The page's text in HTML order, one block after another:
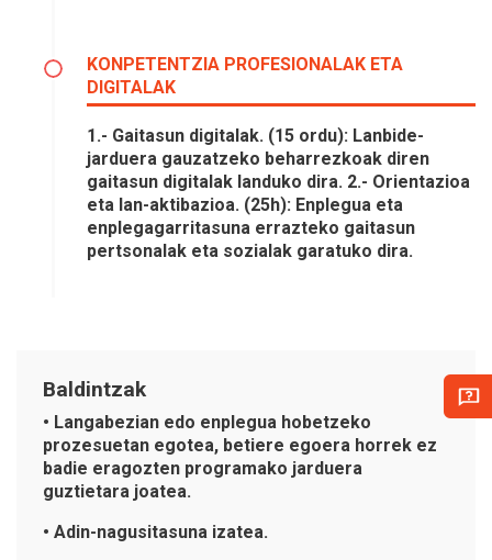
KONPETENTZIA PROFESIONALAK ETA
DIGITALAK
1.- Gaitasun digitalak. (15 ordu): Lanbide-
jarduera gauzatzeko beharrezkoak diren
gaitasun digitalak landuko dira. 2.- Orientazioa
eta lan-aktibazioa. (25h): Enplegua eta
enplegagarritasuna errazteko gaitasun
pertsonalak eta sozialak garatuko dira.
Baldintzak
• Langabezian edo enplegua hobetzeko
prozesuetan egotea, betiere egoera horrek ez
badie eragozten programako jarduera
guztietara joatea.
• Adin-nagusitasuna izatea.